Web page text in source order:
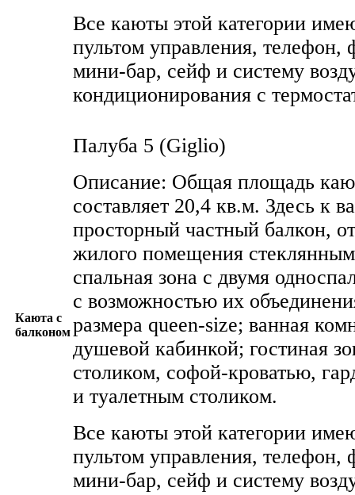
Все каюты этой категории
пультом управления, телефон,
мини-бар, сейф и систему
кондиционирования с
Каюта с
балконом
Палуба 5 (Giglio)
Описание: Общая площадь
составляет 20,4 кв.м. Здесь к
просторный частный балкон,
жилого помещения
спальная зона с двумя
с возможностью их
размера queen-size; ванная
душевой кабинкой; гостиная
столиком, софой-кроватью,
и туалетным столиком.
Все каюты этой категории
пультом управления, телефон,
мини-бар, сейф и систему